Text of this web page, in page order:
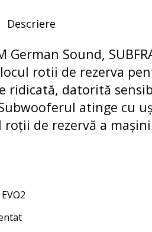
Descriere
Sound,
rotii de rezerva
ridicată, datorită
atinge cu
de rezervă a